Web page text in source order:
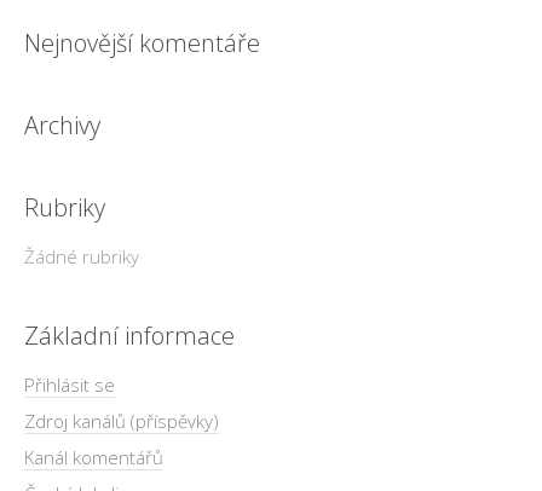
Nejnovější komentáře
Archivy
Rubriky
Žádné rubriky
Základní informace
Přihlásit se
Zdroj kanálů (příspěvky)
Kanál komentářů